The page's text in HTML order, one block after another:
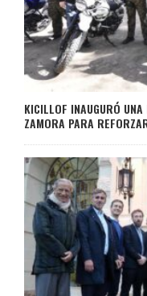
KICILLOF INAUGURÓ
ZAMORA PARA